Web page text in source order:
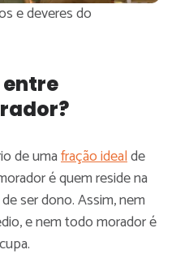
e deveres do
de umafração idealde
é quem reside na
ser dono. Assim, nem
e nem todo morador é